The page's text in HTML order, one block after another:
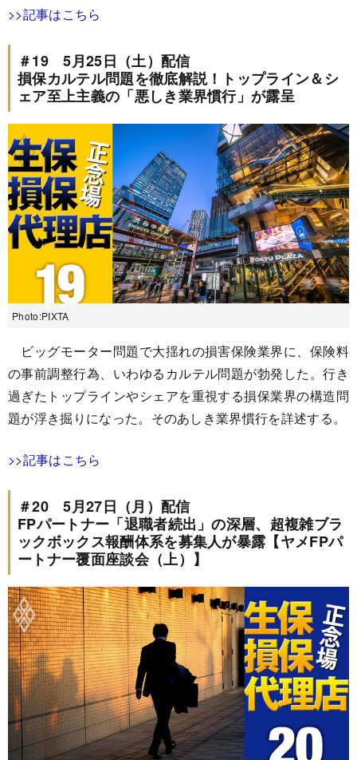
>>記事はこちら
＃19 5月25日（土）配信
損保カルテル問題を徹底解説！トップライン＆シ
ェア至上主義の「悪しき業界慣行」が露呈
Photo:PIXTA
ビッグモーター問題で大揺れの損害保険業界に、保険料
の事前調整行為、いわゆるカルテル問題が勃発した。行き
過ぎたトップラインやシェアを重視する損保業界の構造問
題が浮き掘りになった。そのあしき業界慣行を詳述する。
>>記事はこちら
＃20 5月27日（月）配信
FPパートナー「退職者続出」の深層、超複雑ブラ
ックボックス報酬体系を募集人が暴露【ヤメFPパ
ートナー覆面座談会（上）】